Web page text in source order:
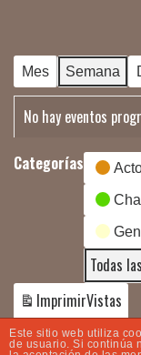
Mes Semana
No hay eventos
Categorías
Todas
ImprimirVistas
Este sitio web utiliza
de usuario. Si continúa